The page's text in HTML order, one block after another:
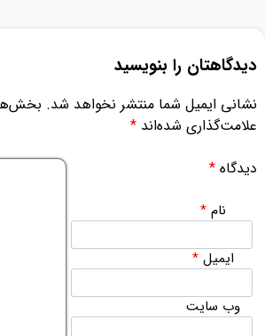
دیدگاهتان را بنویسید
نشانی ایمیل شما منتشر نخواهد شد.
علامت‌گذاری شده‌اند *
دیدگاه *
نام*
ایمیل*
وب‌ سایت